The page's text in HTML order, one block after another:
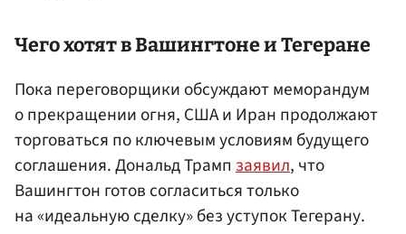
Чего хотят в Вашингтоне и Тегеране
Пока переговорщики обсуждают меморандум
о прекращении огня, США и Иран продолжают
торговаться по ключевым условиям будущего
соглашения. Дональд Трамп заявил, что
Вашингтон готов согласиться только
на «идеальную сделку» без уступок Тегерану.